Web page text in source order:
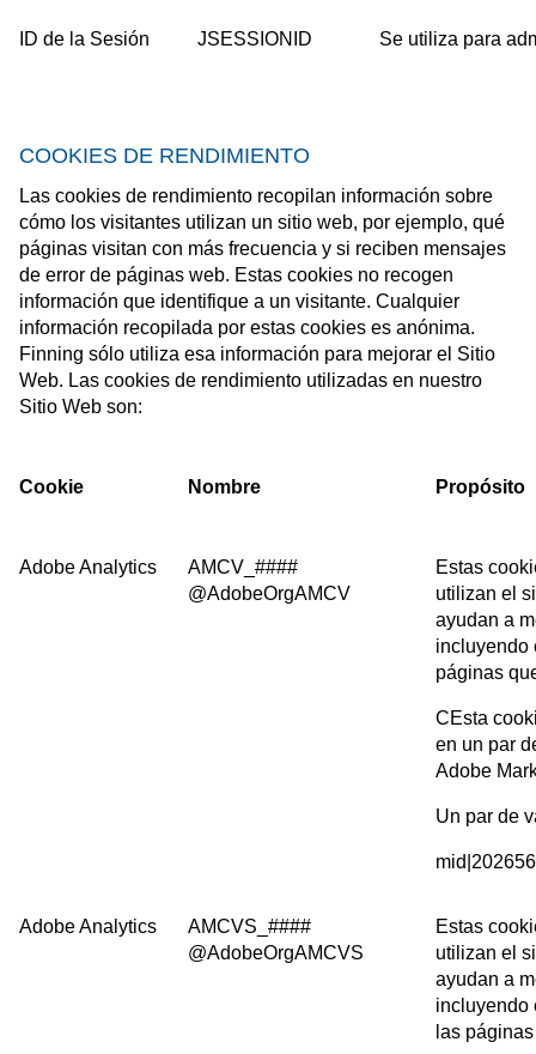
ID de la Sesión JSESSIONID Se utiliza para
COOKIES DE RENDIMIENTO
Las cookies de rendimiento recopilan información sobre
cómo los visitantes utilizan un sitio web, por ejemplo, qué
páginas visitan con más frecuencia y si reciben mensajes
de error de páginas web. Estas cookies no recogen
información que identifique a un visitante. Cualquier
información recopilada por estas cookies es anónima.
Finning sólo utiliza esa información para mejorar el Sitio
Web. Las cookies de rendimiento utilizadas en nuestro
Sitio Web son:
Cookie Nombre Propósito
Adobe Analytics
AMCV_####
@AdobeOrgAMCV
Estas
utilizan el
ayudan a
incluyendo
páginas
CEsta
en un par
Adobe
Un par de
Adobe Analytics
AMCVS_####
@AdobeOrgAMCVS
Estas
utilizan el
ayudan a
incluyendo
las